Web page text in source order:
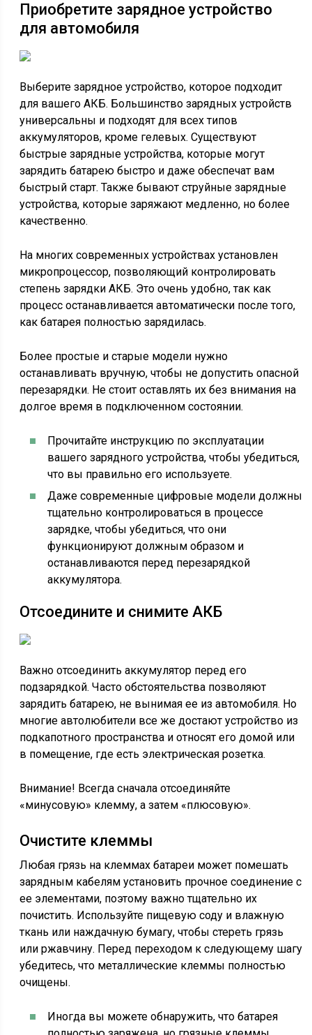
Приобретите зарядное устройство
для автомобиля
Выберите зарядное устройство, которое подходит
для вашего АКБ. Большинство зарядных устройств
универсальны и подходят для всех типов
аккумуляторов, кроме гелевых. Существуют
быстрые зарядные устройства, которые могут
зарядить батарею быстро и даже обеспечат вам
быстрый старт. Также бывают струйные зарядные
устройства, которые заряжают медленно, но более
качественно.
На многих современных устройствах установлен
микропроцессор, позволяющий контролировать
степень зарядки АКБ. Это очень удобно, так как
процесс останавливается автоматически после того,
как батарея полностью зарядилась.
Более простые и старые модели нужно
останавливать вручную, чтобы не допустить опасной
перезарядки. Не стоит оставлять их без внимания на
долгое время в подключенном состоянии.
Прочитайте инструкцию по эксплуатации
вашего зарядного устройства, чтобы убедиться,
что вы правильно его используете.
Даже современные цифровые модели должны
тщательно контролироваться в процессе
зарядке, чтобы убедиться, что они
функционируют должным образом и
останавливаются перед перезарядкой
аккумулятора.
Отсоедините и снимите АКБ
Важно отсоединить аккумулятор перед его
подзарядкой. Часто обстоятельства позволяют
зарядить батарею, не вынимая ее из автомобиля. Но
многие автолюбители все же достают устройство из
подкапотного пространства и относят его домой или
в помещение, где есть электрическая розетка.
Внимание! Всегда сначала отсоединяйте
«минусовую» клемму, а затем «плюсовую».
Очистите клеммы
Любая грязь на клеммах батареи может помешать
зарядным кабелям установить прочное соединение с
ее элементами, поэтому важно тщательно их
почистить. Используйте пищевую соду и влажную
ткань или наждачную бумагу, чтобы стереть грязь
или ржавчину. Перед переходом к следующему шагу
убедитесь, что металлические клеммы полностью
очищены.
Иногда вы можете обнаружить, что батарея